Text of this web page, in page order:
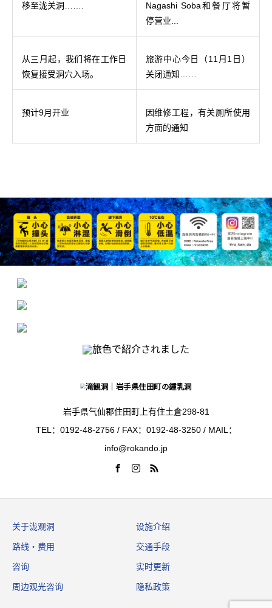
移至泷关洞…….
Nagashi Soba和餐厅将暂
停营业...
从三月起，我们将在工作日
恢复接受洞穴入场。
旅游中心今日（11月1日）
关闭通知……
预计9月开业
因维修工程，有关厕所使用
方面的通知
岩手県气仙郡住田町上有住土倉298-81
TEL：0192-48-2756 / FAX：0192-48-3250 / MAIL：
info@rokando.jp
关于泷观洞 设施介绍
路线・费用 交通手段
咨询 实时更新
周边观光咨询 隐私政策